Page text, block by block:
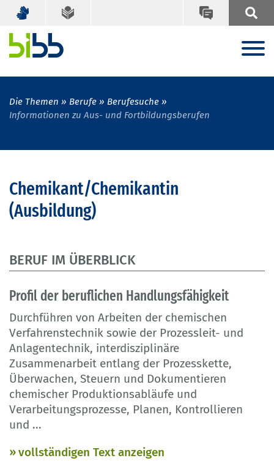
Die Themen Berufe
Berufesuche
Informationen zu Aus- und Fortbildungsberufen
Chemikant/Chemikantin
(Ausbildung)
BERUF IM ÜBERBLICK
Profil der beruflichen Handlungsfähigkeit
Durchführen von Arbeiten der chemischen
Verfahrenstechnik sowie der Prozessleit- und
Anlagentechnik, interdisziplinäre
Zusammenarbeit entlang der Prozesskette,
Überwachen, Steuern und Dokumentieren
chemischer Produktionsabläufe und
Verarbeitungsprozesse, Planen, Kontrollieren
und ...
vollständigen Text anzeigen